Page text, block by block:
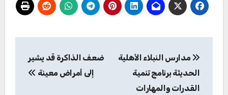
المقالات
مدارس النبلاء الأهلية
الحديثة برنامج تنمية
القدرات والمهارات
ضعف الذاكرة قد يشير
إلى أمراض معينة